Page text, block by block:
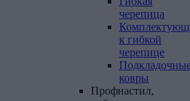
черепица
к гибкой
черепице
ковры
Профнастил,